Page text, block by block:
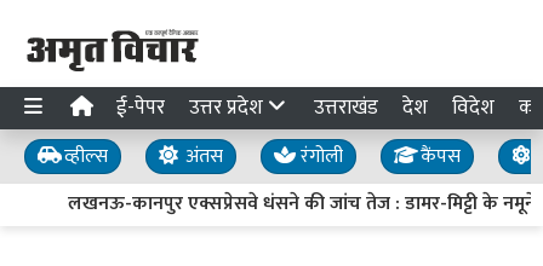
ई-पेपर उत्तर प्रदेश उत्तराखंड देश विदेश
व्हील्स अंतस रंगोली कैंपस
लखनऊ-कानपुर एक्सप्रेसवे धंसने की जांच तेज : डामर-मिट्टी के नमूने